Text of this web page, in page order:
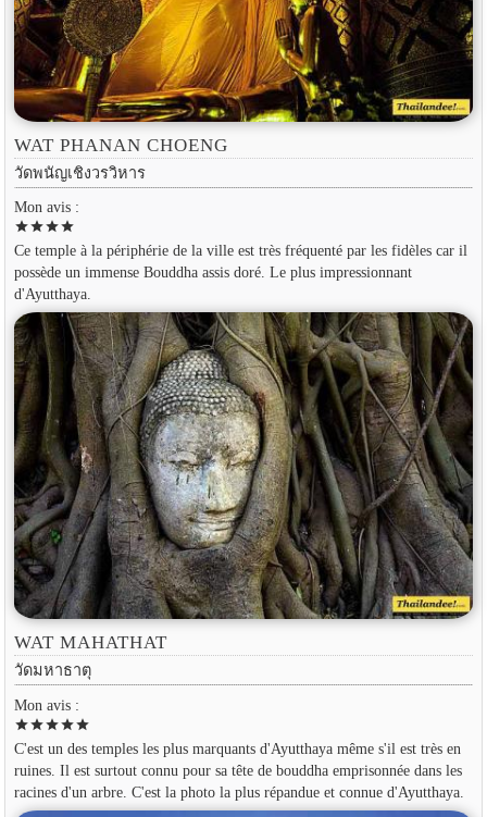
WAT PHANAN CHOENG
วัดพนัญเชิงวรวิหาร
Mon avis :
starstarstarstar
Ce temple à la périphérie de la ville est très fréquenté par les fidèles car il
possède un immense Bouddha assis doré. Le plus impressionnant
d'Ayutthaya.
WAT MAHATHAT
วัดมหาธาตุ
Mon avis :
starstarstarstarstar
C'est un des temples les plus marquants d'Ayutthaya même s'il est très en
ruines. Il est surtout connu pour sa tête de bouddha emprisonnée dans les
racines d'un arbre. C'est la photo la plus répandue et connue d'Ayutthaya.